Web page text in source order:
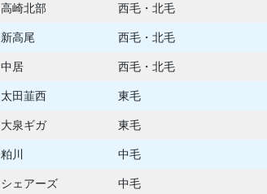
高崎北部 西毛・北毛
新高尾 西毛・北毛
中居 西毛・北毛
太田韮西 東毛
大泉ギガ 東毛
粕川 中毛
シェアーズ 中毛